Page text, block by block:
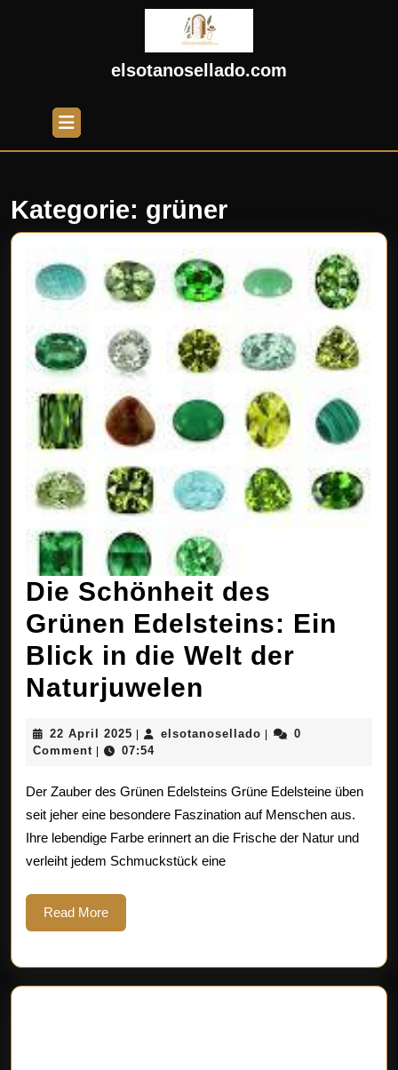
elsotanosellado.com
Open
Button
Kategorie: grüner
Die Schönheit des
Grünen Edelsteins: Ein
Blick in die Welt der
Naturjuwelen
Grünen
Edelsteins:
Ein
Welt
22 April 2025 22
April
elsotanosellado elsotanosellado
0
Comment
07:54
Der Zauber des Grünen Edelsteins Grüne Edelsteine üben
seit jeher eine besondere Faszination auf Menschen aus.
Ihre lebendige Farbe erinnert an die Frische der Natur und
verleiht jedem Schmuckstück eine
Read MoreRead
More